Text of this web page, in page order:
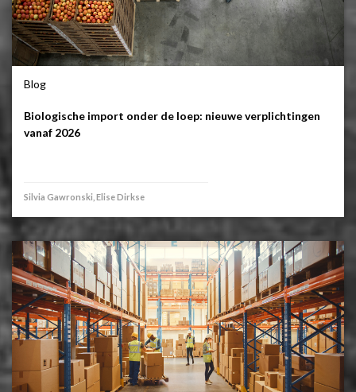
Blog
Biologische import onder de loep: nieuwe verplichtingen
vanaf 2026
Silvia Gawronski, Elise Dirkse